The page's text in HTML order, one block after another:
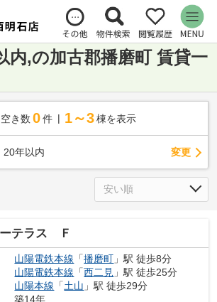
内,の加古郡播磨町 賃貸一
空き数 0 件 1～3 棟を表示
20年以内 変更
テラス Ｆ
山陽電鉄本線 「播磨町 」駅 徒歩8分
山陽電鉄本線 「西二見 」駅 徒歩25分
山陽本線 「土山 」駅 徒歩29分
築14年